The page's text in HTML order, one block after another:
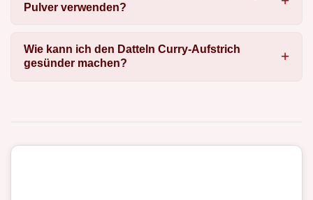
Pulver verwenden?
Wie kann ich den Datteln Curry-Aufstrich
gesünder machen?